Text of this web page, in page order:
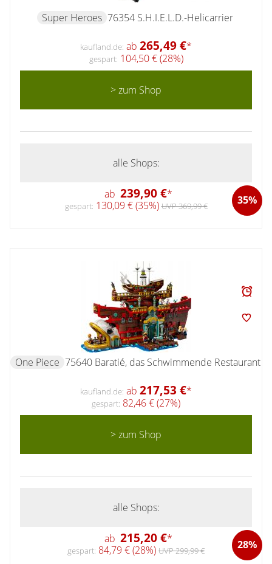
Super Heroes 76354 S.H.I.E.L.D.-Helicarrier
kaufland.de: ab 265,49 €*
gespart: 104,50 € (28%)
> zum Shop
alle Shops:
ab 239,90 €* 35%
gespart: 130,09 € (35%)UVP 369,99 €
One Piece 75640 Baratié, das Schwimmende Restaurant
kaufland.de: ab 217,53 €*
gespart: 82,46 € (27%)
> zum Shop
alle Shops:
ab 215,20 €* 28%
gespart: 84,79 € (28%) UVP 299,99 €